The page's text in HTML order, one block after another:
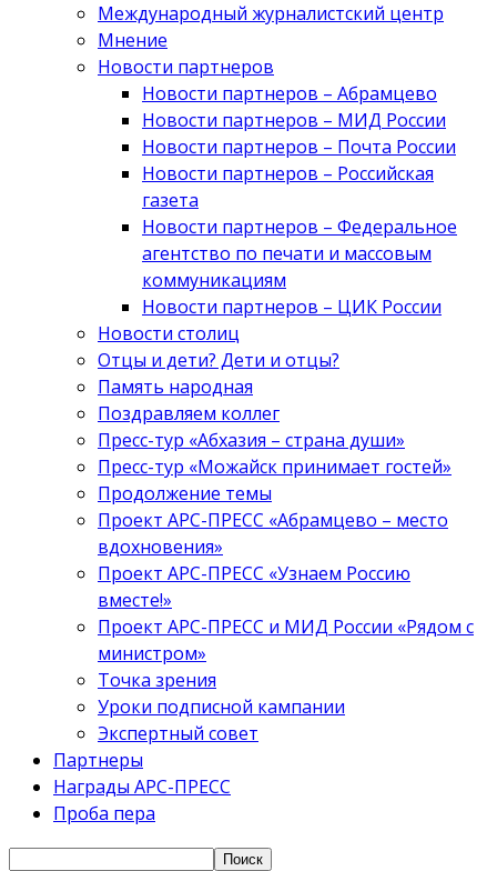
Международный журналистский центр
Мнение
Новости партнеров
Новости партнеров – Абрамцево
Новости партнеров – МИД России
Новости партнеров – Почта России
Новости партнеров – Российская
газета
Новости партнеров – Федеральное
агентство по печати и массовым
коммуникациям
Новости партнеров – ЦИК России
Новости столиц
Отцы и дети? Дети и отцы?
Память народная
Поздравляем коллег
Пресс-тур «Абхазия – страна души»
Пресс-тур «Можайск принимает гостей»
Продолжение темы
Проект АРС-ПРЕСС «Абрамцево – место
вдохновения»
Проект АРС-ПРЕСС «Узнаем Россию
вместе!»
Проект АРС-ПРЕСС и МИД России «Рядом с
министром»
Точка зрения
Уроки подписной кампании
Экспертный совет
Партнеры
Награды АРС-ПРЕСС
Проба пера